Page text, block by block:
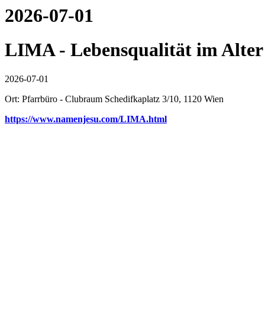
2026-07-01
LIMA - Lebensqualität im Alter
2026-07-01
Ort: Pfarrbüro - Clubraum Schedifkaplatz 3/10, 1120 Wien
https://www.namenjesu.com/LIMA.html